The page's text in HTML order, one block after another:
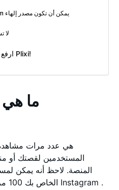
3. الانطباعات Instagram يمكن أن تكون مصدر إلهاء
4.
ارفع عدد مرات الظهور باستخدام Plixi!
ما هي
المستخدمين لقصتك أو
المنصة. لاحظ أنه يمكن
الخاص بك 100 مرة، وهذا يؤدي إلى 100 انطباع Instagram .